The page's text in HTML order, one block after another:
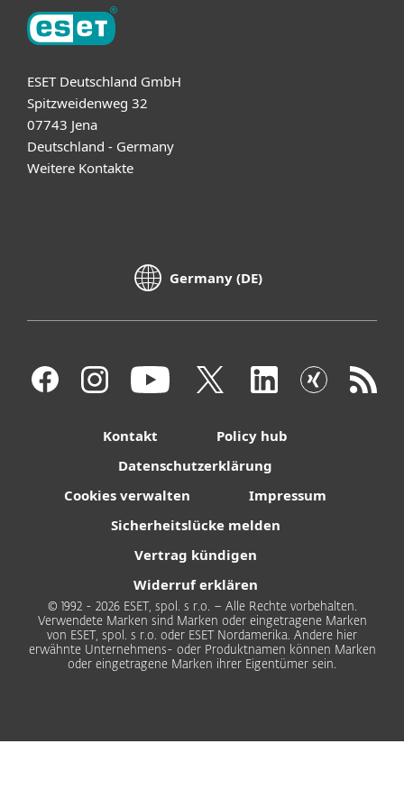
ESET Deutschland GmbH
Spitzweidenweg 32
07743 Jena
Deutschland - Germany
Weitere Kontakte
Germany (DE)
Kontakt
Policy hub
Datenschutzerklärung
Cookies verwalten
Impressum
Sicherheitslücke melden
Vertrag kündigen
Widerruf erklären
© 1992 - 2026 ESET, spol. s r.o. – Alle Rechte vorbehalten.
Verwendete Marken sind Marken oder eingetragene Marken
von ESET, spol. s r.o. oder ESET Nordamerika. Andere hier
erwähnte Unternehmens- oder Produktnamen können Marken
oder eingetragene Marken ihrer Eigentümer sein.